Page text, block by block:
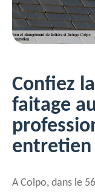
Confiez
faitage
entretien
A Colpo, dans le